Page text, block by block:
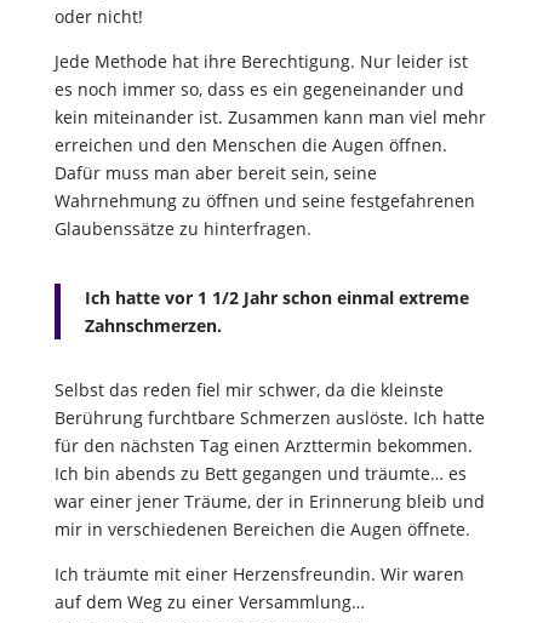
oder nicht!
Jede Methode hat ihre Berechtigung. Nur leider ist
es noch immer so, dass es ein gegeneinander und
kein miteinander ist. Zusammen kann man viel mehr
erreichen und den Menschen die Augen öffnen.
Dafür muss man aber bereit sein, seine
Wahrnehmung zu öffnen und seine festgefahrenen
Glaubenssätze zu hinterfragen.
Ich hatte vor 1 1/2 Jahr schon einmal extreme
Zahnschmerzen.
Selbst das reden fiel mir schwer, da die kleinste
Berührung furchtbare Schmerzen auslöste. Ich hatte
für den nächsten Tag einen Arzttermin bekommen.
Ich bin abends zu Bett gegangen und träumte… es
war einer jener Träume, der in Erinnerung bleib und
mir in verschiedenen Bereichen die Augen öffnete.
Ich träumte mit einer Herzensfreundin. Wir waren
auf dem Weg zu einer Versammlung…